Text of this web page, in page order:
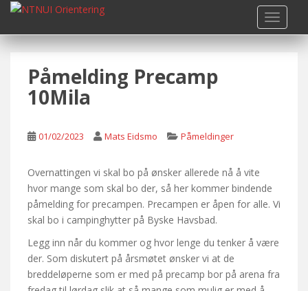
i
Påmelding Precamp
10Mila
01/02/2023 Mats Eidsmo Påmeldinger
Overnattingen vi skal bo på ønsker allerede nå å vite
hvor mange som skal bo der, så her kommer bindende
påmelding for precampen. Precampen er åpen for alle. Vi
skal bo i campinghytter på Byske Havsbad.
Legg inn når du kommer og hvor lenge du tenker å være
der. Som diskutert på årsmøtet ønsker vi at de
breddeløperne som er med på precamp bor på arena fra